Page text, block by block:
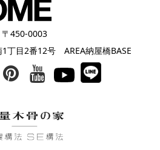
〒450-0003
丁目2番12号 AREA納屋橋BASE